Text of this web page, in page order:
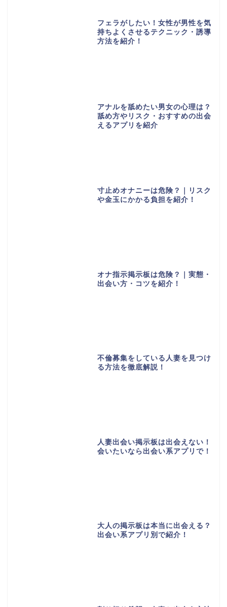
フェラがしたい！女性が男性を気
持ちよくさせるテクニック・誘導
方法を紹介！
アナルを舐めたい男女の心理は？
舐め方やリスク・おすすめの出会
えるアプリを紹介
寸止めオナニーは危険？｜リスク
や金玉にかかる負担を紹介！
オナ指示掲示板は危険？｜実態・
出会い方・コツを紹介！
不倫募集をしている人妻を見つけ
る方法を徹底解説！
人妻出会い掲示板は出会えない！
会いたいなら出会い系アプリで！
大人の掲示板は本当に出会える？
出会い系アプリ別で紹介！